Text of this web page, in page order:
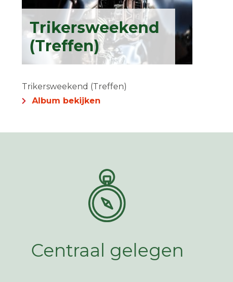
Trikersweekend
(Treffen)
Trikersweekend (Treffen)
Album bekijken
Centraal gelegen